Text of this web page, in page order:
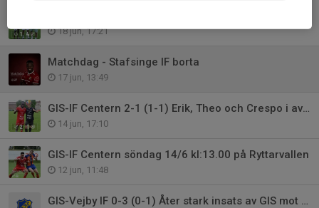
18 jun, 17:21
Matchdag - Stafsinge IF borta
17 jun, 13:49
GIS-IF Centern 2-1 (1-1) Erik, Theo och Crespo i avgörande insatser.
14 jun, 17:10
GIS-IF Centern söndag 14/6 kl:13.00 på Ryttarvallen
12 jun, 11:48
GIS-Vejby IF 0-3 (0-1) Åter stark insats av GIS mot topplag